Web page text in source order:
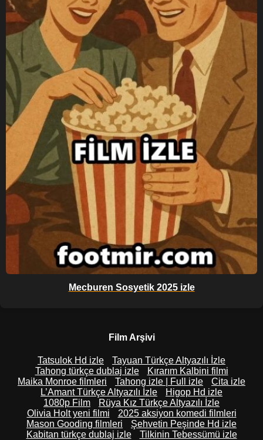
Mecburen Sosyetik 2025 izle
Film Arşivi
Tatsulok Hd izle
Tayuan Türkçe Altyazılı İzle
Tahong türkçe dublaj izle
Kırarım Kalbini filmi
Maika Monroe filmleri
Tahong izle | Full izle
Cita izle
L’Amant Türkçe Altyazılı İzle
Higop Hd izle
1080p Film
Rüya Kız Türkçe Altyazılı İzle
Olivia Holt yeni filmi
2025 aksiyon komedi filmleri
Mason Gooding filmleri
Şehvetin Peşinde Hd izle
Kabitan türkçe dublaj izle
Tilkinin Tebessümü izle